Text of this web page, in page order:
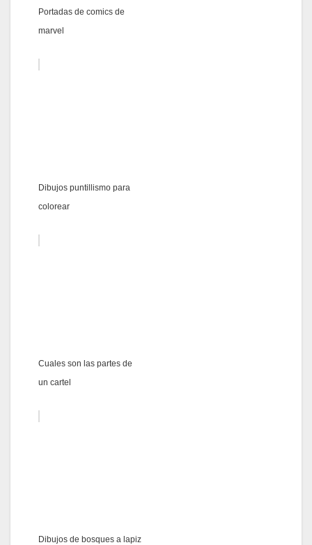
Portadas de comics de
marvel
Dibujos puntillismo para
colorear
Cuales son las partes de
un cartel
Dibujos de bosques a lapiz